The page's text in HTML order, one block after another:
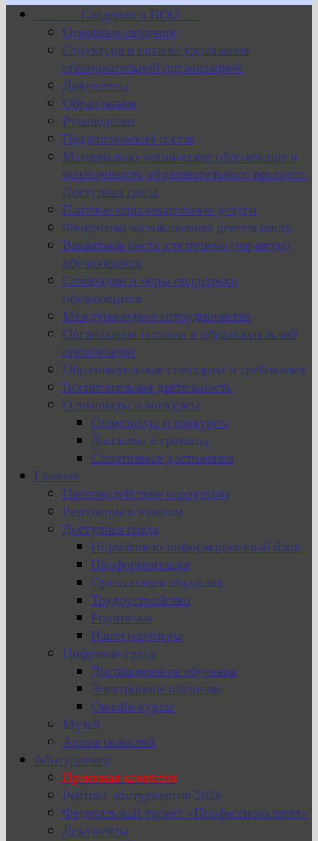
Сведения о ПОО
Основные сведения
Структура и органы управления
образовательной организацией
Документы
Образование
Руководство
Педагогический состав
Материально-техническое обеспечение и
оснащенность образовательного процесса.
Доступная среда
Платные образовательные услуги
Финансово-хозяйственная деятельность
Вакантные места для приема (перевода)
обучающихся
Стипендии и меры поддержки
обучающихся
Международное сотрудничество
Организация питания в образовательной
организации
Образовательные стандарты и требования
Воспитательная деятельность
Олимпиады и конкурсы
Олимпиады и конкурсы
Дипломы и грамоты
Спортивные достижения
Главная
Противодействие коррупции
Разговоры о важном
Доступная среда
Нормативно-информационный блок
Профориентация
Организация обучения
Трудоустройство
Родителям
Наши партнеры
Цифровая среда
Дистанционное обучение
Электронное обучение
Онлайн-курсы
Музей
Архив новостей
Абитуриенту
Приемная комиссия
Рейтинг абитуриентов 2026
Федеральный проект «Профессионалитет»
Документы